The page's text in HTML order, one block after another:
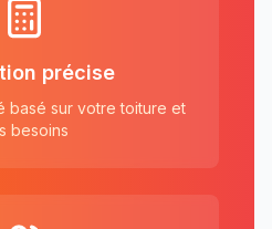
précise
basé sur votre toiture et
besoins